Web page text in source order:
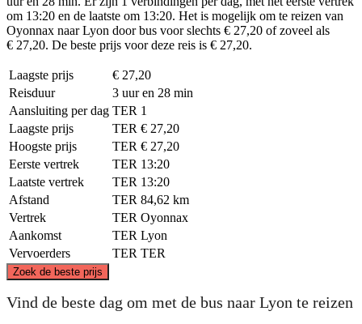
om 13:20 en de laatste om 13:20. Het is mogelijk om te reizen van
Oyonnax naar Lyon door bus voor slechts € 27,20 of zoveel als
€ 27,20. De beste prijs voor deze reis is € 27,20.
Laagste prijs
€ 27,20
Reisduur
3 uur en 28 min
Aansluiting per dag TER 1
Laagste prijs
TER € 27,20
Hoogste prijs
TER € 27,20
Eerste vertrek
TER 13:20
Laatste vertrek
TER 13:20
Afstand
TER 84,62 km
Vertrek
TER Oyonnax
Aankomst
TER Lyon
Vervoerders
TER TER
Zoek de beste prijs
Vind de beste dag om met de bus naar Lyon te reizen